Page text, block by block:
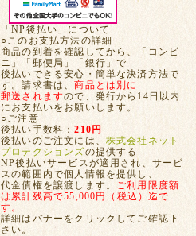
「NP後払い」について
○このお支払方法の詳細
商品の到着を確認してから、「コンビ
ニ」「郵便局」「銀行」で
後払いできる安心・簡単な決済方法で
す。請求書は、商品とは別に
郵送されますので、発行から14日以内
にお支払いをお願いします。
○ご注意
後払い手数料：210円
後払いのご注文には、 株式会社ネット
プロテクションズの提供する
NP後払いサービスが適用され、サービ
スの範囲内で個人情報を提供し、
代金債権を譲渡します。 ご利用限度額
は累計残高で55,000円（税込）迄で
す。
詳細はバナーをクリックしてご確認下
さい。